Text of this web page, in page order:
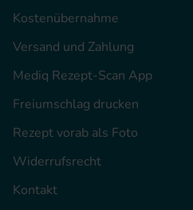
Kostenübernahme
Versand und Zahlung
Mediq Rezept-Scan App
Freiumschlag drucken
Rezept vorab als Foto
Widerrufsrecht
Kontakt